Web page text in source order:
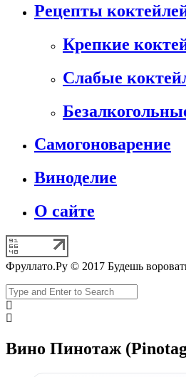
Рецепты
Крепкие
Слабые
Самогоноварение
Виноделие
О сайте
Фруллато.Ру © 2017 Будешь
Вино Пинотаж